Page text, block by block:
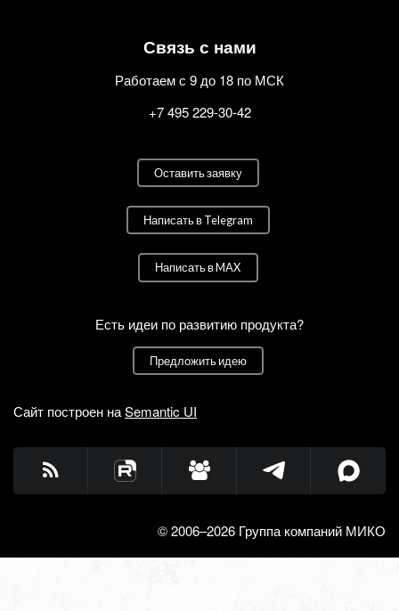
Связь с нами
Работаем с 9 до 18 по МСК
+7 495 229-30-42
Оставить заявку
Написать в Telegram
Написать в MAX
Есть идеи по развитию продукта?
Предложить идею
Сайт построен наSemantic UI
© 2006–2026 Группа компаний МИКО